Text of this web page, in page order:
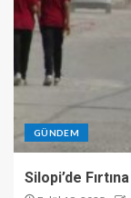
GÜNDEM
Silopi’de